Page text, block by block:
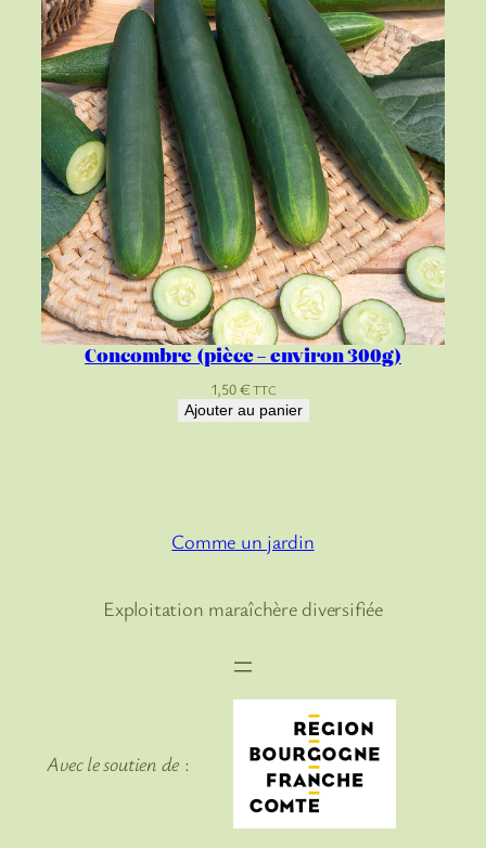
Concombre (pièce – environ 300g)
1,50€ TTC
Ajouter au panier
Comme un jardin
Exploitation maraîchère diversifiée
Avec le soutien de :